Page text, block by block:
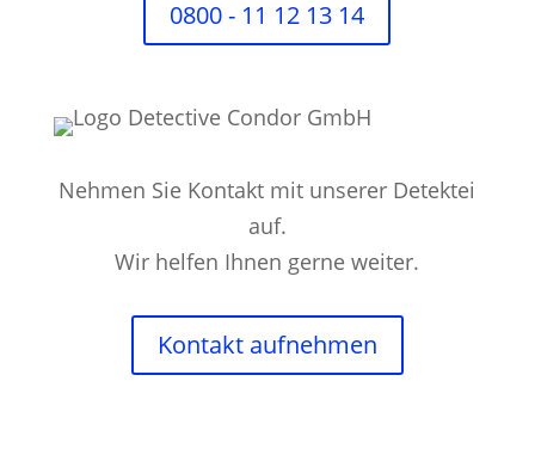
0800 - 11 12 13 14
Nehmen Sie Kontakt mit unserer Detektei
auf.
Wir helfen Ihnen gerne weiter.
Kontakt aufnehmen